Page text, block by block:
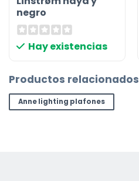
negro
Hay existencias
Productos relacionados
Anne lighting plafones